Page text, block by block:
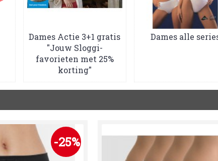
Dames Actie 3+1 gratis
"Jouw Sloggi-
favorieten met 25%
korting"
Dames alle
-25%